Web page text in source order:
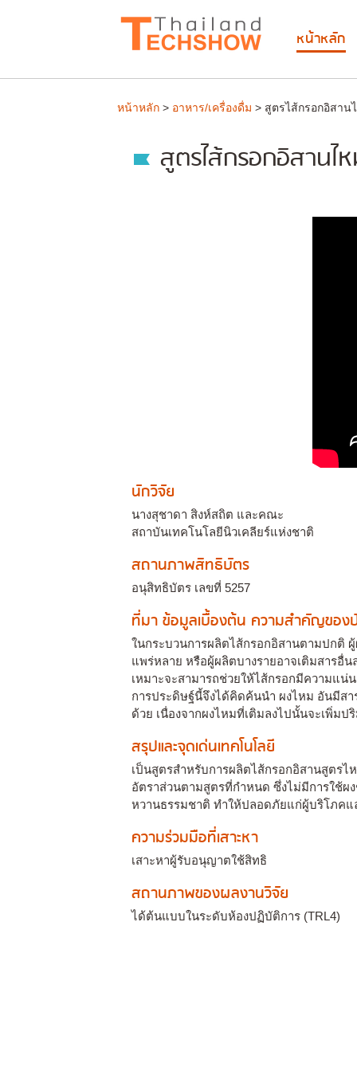
หน้าหลัก
หน้าหลัก > อาหาร/เครื่องดื่ม > สูตรไส้กรอกอิสาน
สูตรไส้กรอกอิสานไ
นักวิจัย
นางสุชาดา สิงห์สถิต และคณะ
สถาบันเทคโนโลยีนิวเคลียร์แห่งชาติ
สถานภาพสิทธิบัตร
อนุสิทธิบัตร เลขที่ 5257
ที่มา ข้อมูลเบื้องต้น ความสำคัญขอ
ในกระบวนการผลิตไส้กรอกอิสานตามปกติ
แพร่หลาย หรือผู้ผลิตบางรายอาจเติมสารอื่
เหมาะจะสามารถช่วยให้ไส้กรอกมีความแ
การประดิษฐ์นี้จึงได้คิดค้นนำ ผงไหม อันมีส
ด้วย เนื่องจากผงไหมที่เติมลงไปนั้นจะเพิ่ม
สรุปและจุดเด่นเทคโนโลยี
เป็นสูตรสำหรับการผลิตไส้กรอกอิสานสูตร
อัตราส่วนตามสูตรที่กำหนด ซึ่งไม่มีการใช้ผ
หวานธรรมชาติ ทำให้ปลอดภัยแก่ผู้บริโภค
ความร่วมมือที่เสาะหา
เสาะหาผู้รับอนุญาตใช้สิทธิ
สถานภาพของผลงานวิจัย
ได้ต้นแบบในระดับห้องปฏิบัติการ (TRL4)